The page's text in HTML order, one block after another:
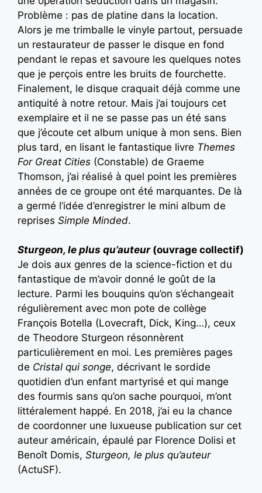
Problème : pas de platine dans la location.
Alors je me trimballe le vinyle partout, persuade
un restaurateur de passer le disque en fond
pendant le repas et savoure les quelques notes
que je perçois entre les bruits de fourchette.
Finalement, le disque craquait déjà comme une
antiquité à notre retour. Mais j’ai toujours cet
exemplaire et il ne se passe pas un été sans
que j’écoute cet album unique à mon sens. Bien
plus tard, en lisant le fantastique livre Themes
For Great Cities (Constable) de Graeme
Thomson, j’ai réalisé à quel point les premières
années de ce groupe ont été marquantes. De là
a germé l’idée d’enregistrer le mini album de
reprises Simple Minded.
Sturgeon, le plus qu’auteur(ouvrage collectif)
Je dois aux genres de la science-fiction et du
fantastique de m’avoir donné le goût de la
lecture. Parmi les bouquins qu’on s’échangeait
régulièrement avec mon pote de collège
François Botella (Lovecraft, Dick, King…), ceux
de Theodore Sturgeon résonnèrent
particulièrement en moi. Les premières pages
de Cristal qui songe, décrivant le sordide
quotidien d’un enfant martyrisé et qui mange
des fourmis sans qu’on sache pourquoi, m’ont
littéralement happé. En 2018, j’ai eu la chance
de coordonner une luxueuse publication sur cet
auteur américain, épaulé par Florence Dolisi et
Benoît Domis, Sturgeon, le plus qu’auteur
(ActuSF).